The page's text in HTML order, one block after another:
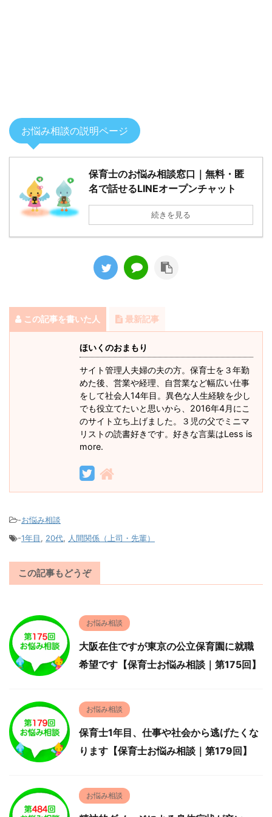
お悩み相談の説明ページ
保育士のお悩み相談窓口｜無料・匿
名で話せるLINEオープンチャット
続きを見る
この記事を書いた人 最新記事
ほいくのおまもり
サイト管理人夫婦の夫の方。保育士を３年勤
めた後、営業や経理、自営業など幅広い仕事
をして社会人14年目。異色な人生経験を少し
でも役立てたいと思いから、2016年4月にこ
のサイト立ち上げました。３児の父でミニマ
リストの読書好きです。好きな言葉はLess is
more.
-お悩み相談
-1年目, 20代, 人間関係（上司・先輩）
この記事もどうぞ
お悩み相談
大阪在住ですが東京の公立保育園に就職
希望です【保育士お悩み相談｜第175回】
お悩み相談
保育士1年目、仕事や社会から逃げたくな
ります【保育士お悩み相談｜第179回】
お悩み相談